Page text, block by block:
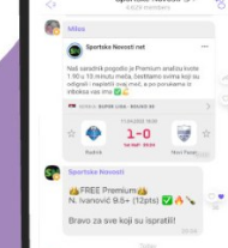
nastup –D.Geiger
1-2) –O.Baumann –
J.Bruun Larsen –
za tipovanje – 1&D2+ /